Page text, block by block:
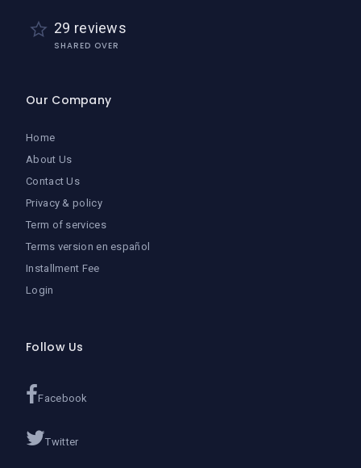
29 reviews
SHARED OVER
Our Company
Home
About Us
Contact Us
Privacy & policy
Term of services
Terms version en español
Installment Fee
Login
Follow Us
Facebook
Twitter